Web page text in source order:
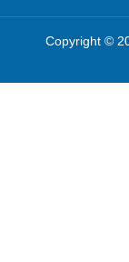
Copyright ©